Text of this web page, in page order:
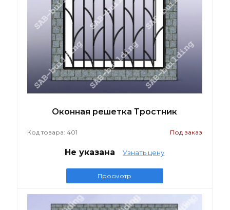
Оконная решетка Тростник
Код товара: 401 Под заказ
Не указана Узнать цену
Просмотр